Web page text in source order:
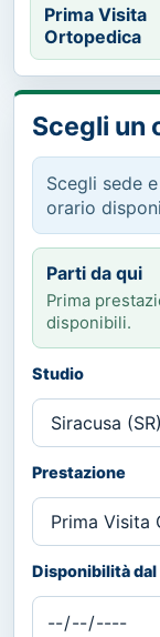
Prima Visita
Ortopedica
Scegli un
Scegli sede
orario
Parti da qui
Prima
disponibili.
Studio
Prestazione
Disponibilità dal